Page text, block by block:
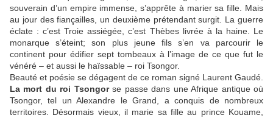
souverain d’un empire immense, s’apprête à marier sa fille. Mais
au jour des fiançailles, un deuxième prétendant surgit. La guerre
éclate : c’est Troie assiégée, c’est Thèbes livrée à la haine. Le
monarque s’éteint; son plus jeune fils s’en va parcourir le
continent pour édifier sept tombeaux à l’image de ce que fut le
vénéré – et aussi le haïssable – roi Tsongor.
Beauté et poésie se dégagent de ce roman signé Laurent Gaudé.
La mort du roi Tsongorse passe dans une Afrique antique où
Tsongor, tel un Alexandre le Grand, a conquis de nombreux
territoires. Désormais vieux, il marie sa fille au prince Kouame,